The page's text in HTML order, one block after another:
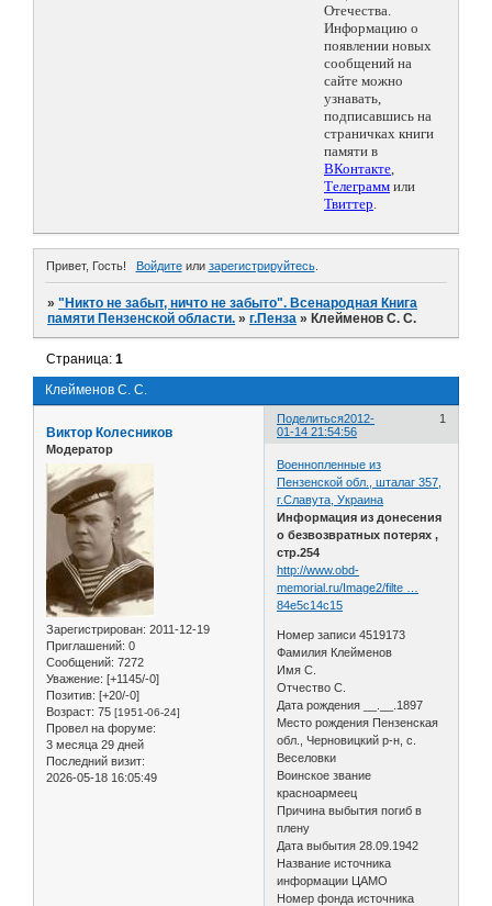
Отечества.
Информацию о
появлении новых
сообщений на
сайте можно
узнавать,
подписавшись на
страничках книги
памяти в
ВКонтакте,
Телеграмм или
Твиттер.
Привет, Гость! Войдитеили зарегистрируйтесь.
»"Никто не забыт, ничто не забыто". Всенародная Книга
памяти Пензенской области. »г.Пенза » Клейменов С. С.
Клейменов С. С.
Страница:1
Поделиться 1
2012-
01-14 21:54:56
Виктор Колесников
Модератор
Зарегистрирован: 2011-12-19
Приглашений: 0
Сообщений: 7272
Уважение: [+1145/-0]
Позитив: [+20/-0]
Возраст: 75 [1951-06-24]
Провел на форуме:
3 месяца 29 дней
Последний визит:
2026-05-18 16:05:49
Военнопленные из
Пензенской обл., шталаг 357,
г.Славута, Украина
Информация из донесения
о безвозвратных потерях ,
стр.254
http://www.obd-
memorial.ru/Image2/filte …
84e5c14c15
Номер записи 4519173
Фамилия Клейменов
Имя С.
Отчество С.
Дата рождения __.__.1897
Место рождения Пензенская
обл., Черновицкий р-н, с.
Веселовки
Воинское звание
красноармеец
Причина выбытия погиб в
плену
Дата выбытия 28.09.1942
Название источника
информации ЦАМО
Номер фонда источника